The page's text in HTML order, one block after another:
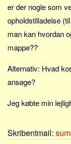
Lande
Tyrkiet
Spanien
Frankrig
Sverige
Norge
Thailand
Grækenland
er der nogle som
opholdstilladelse
man kan hvordan
mappe??
Alternativ: Hvad
ansøge?
Jeg købte min
Skribentmail: